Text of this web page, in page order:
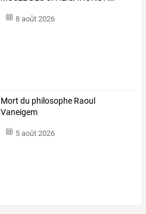
8 août 2026
Mort du philosophe Raoul
Vaneigem
5 août 2026